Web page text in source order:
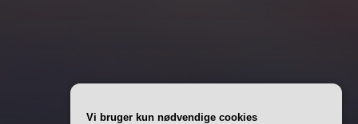
Vi bruger kun nødvendige cookies